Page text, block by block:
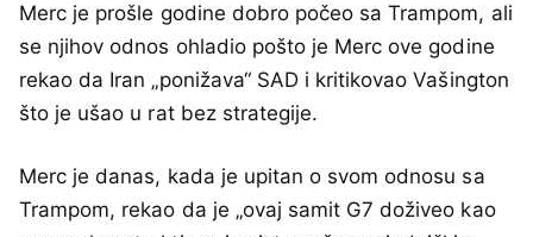
Merc je prošle godine dobro počeo sa Trampom, ali
se njihov odnos ohladio pošto je Merc ove godine
rekao da Iran „ponižava“ SAD i kritikovao Vašington
što je ušao u rat bez strategije.
Merc je danas, kada je upitan o svom odnosu sa
Trampom, rekao da je „ovaj samit G7 doživeo kao